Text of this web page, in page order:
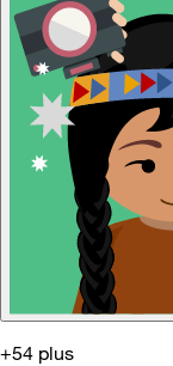
+54 plus